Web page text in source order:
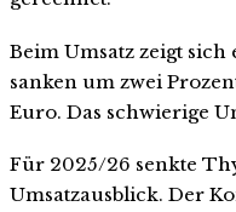
Beim Umsatz zeigt sich
sanken um zwei
Euro. Das schwierige
Für 2025/26 senkte
Umsatzausblick. Der